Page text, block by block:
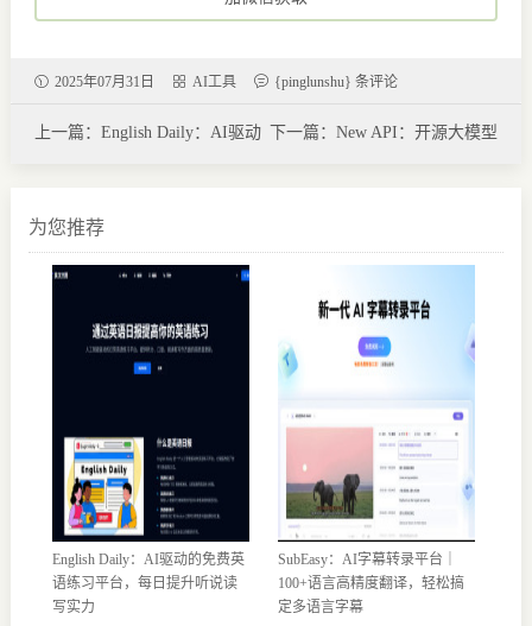
2025年07月31日 AI工具 {pinglunshu} 条评论
上一篇：English Daily：AI驱动
下一篇：New API：开源大模型
为您推荐
English Daily：AI驱动的免费英
语练习平台，每日提升听说读
写实力
SubEasy：AI字幕转录平台｜
100+语言高精度翻译，轻松搞
定多语言字幕